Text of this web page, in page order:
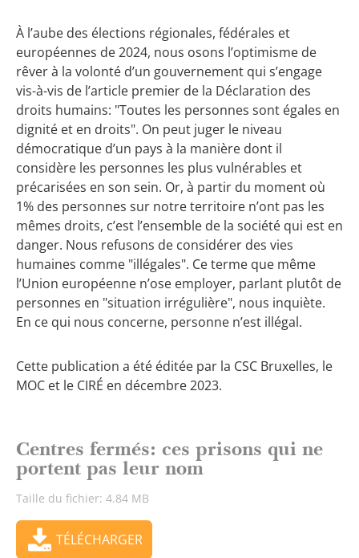
À l’aube des élections régionales, fédérales et
européennes de 2024, nous osons l’optimisme de
rêver à la volonté d’un gouvernement qui s’engage
vis-à-vis de l’article premier de la Déclaration des
droits humains: "Toutes les personnes sont égales en
dignité et en droits". On peut juger le niveau
démocratique d’un pays à la manière dont il
considère les personnes les plus vulnérables et
précarisées en son sein. Or, à partir du moment où
1% des personnes sur notre territoire n’ont pas les
mêmes droits, c’est l’ensemble de la société qui est en
danger. Nous refusons de considérer des vies
humaines comme "illégales". Ce terme que même
l’Union européenne n’ose employer, parlant plutôt de
personnes en "situation irrégulière", nous inquiète.
En ce qui nous concerne, personne n’est illégal.
Cette publication a été éditée par la CSC Bruxelles, le
MOC et le CIRÉ en décembre 2023.
Centres fermés: ces prisons qui ne
portent pas leur nom
Taille du fichier: 4.84 MB
TÉLÉCHARGER